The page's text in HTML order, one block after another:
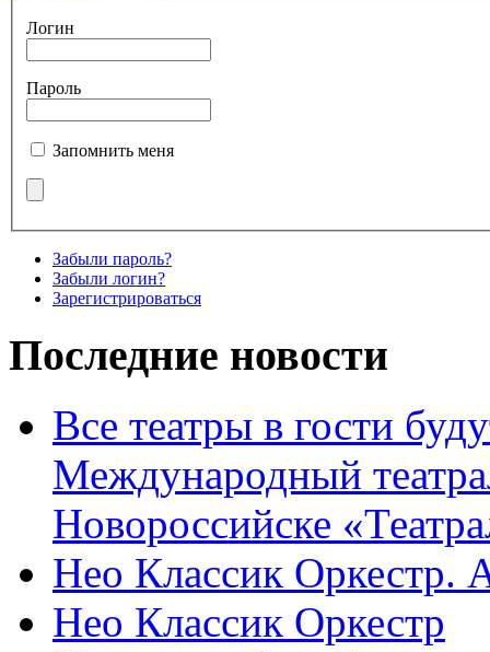
Логин
Пароль
Запомнить меня
Забыли пароль?
Забыли логин?
Зарегистрироваться
Последние новости
Все театры в гости
Международный
Новороссийске
Нео Классик Оркестр.
Нео Классик Оркестр